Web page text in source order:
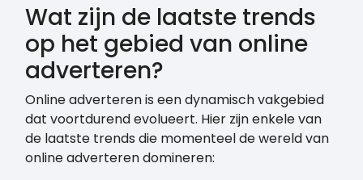
Wat zijn de laatste trends
op het gebied van online
adverteren?
Online adverteren is een dynamisch vakgebied
dat voortdurend evolueert. Hier zijn enkele van
de laatste trends die momenteel de wereld van
online adverteren domineren: